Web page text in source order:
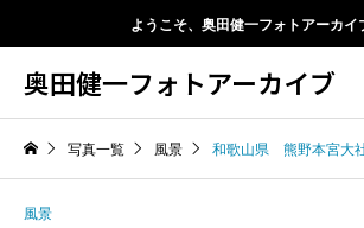
ようこそ、奥田健一フォトアーカイ
奥田健一フォトアーカイブ
写真一覧 風景 和歌山県 熊野本宮大
風景